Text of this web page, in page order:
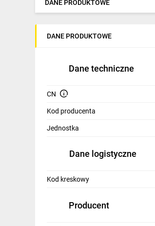
Elektronarzędzia i mierniki
Dom i ogród
Odzież ochronna i BHP
Inne
DANE PRODUKTOWE
DANE PRODUKTOWE
Dane techniczne
CN
Kod producenta
Jednostka
Dane logistyczne
Kod kreskowy
Producent